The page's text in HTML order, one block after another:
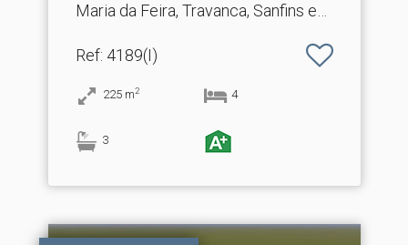
Maria da Feira, Travanca, Sanfins e
Ref: 4189(I)
225 m2 4
3